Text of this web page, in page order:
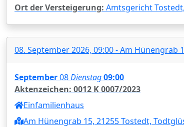
Ort der Versteigerung: Amtsgericht
08. September 2026, 09:00 - Am Hünengrab
September08Dienstag09:00
Aktenzeichen: 0012 K 0007/2023
Einfamilienhaus
Am Hünengrab 15, 21255 Tostedt,